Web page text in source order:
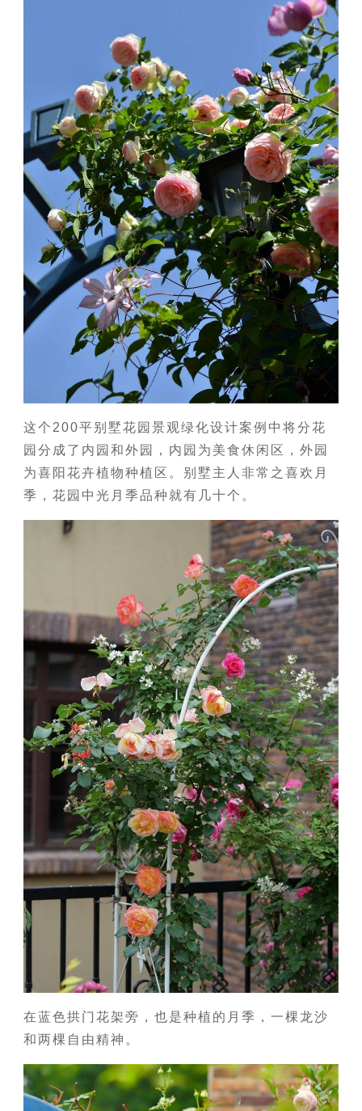
这个200平别墅花园景观绿化设计案例中将分花
园分成了内园和外园，内园为美食休闲区，外园
为喜阳花卉植物种植区。别墅主人非常之喜欢月
季，花园中光月季品种就有几十个。
在蓝色拱门花架旁，也是种植的月季，一棵龙沙
和两棵自由精神。